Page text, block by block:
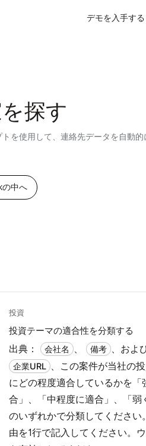
デモを入手する
探す
を使用して、連絡先データを自動的
中へ
投資
投資テーマの適合性を分類する
出典：
会社名 、 備考 、およ
企業URL 、この案件が当社の
にどの程度適合しているかを「
合」、「中程度に適合」、「弱
のいずれかで分類してください
由を1行で記入してください。